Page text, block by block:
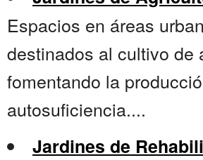
Espacios en áreas
destinados al cultivo de
fomentando la
autosuficiencia....
Jardines de